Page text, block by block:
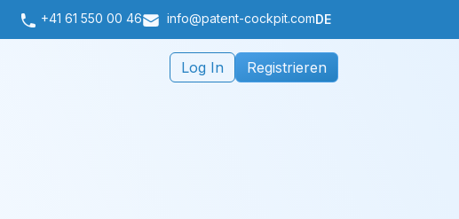
+41 61 550 00 46 info@patent-cockpit.comDE
Log In Registrieren